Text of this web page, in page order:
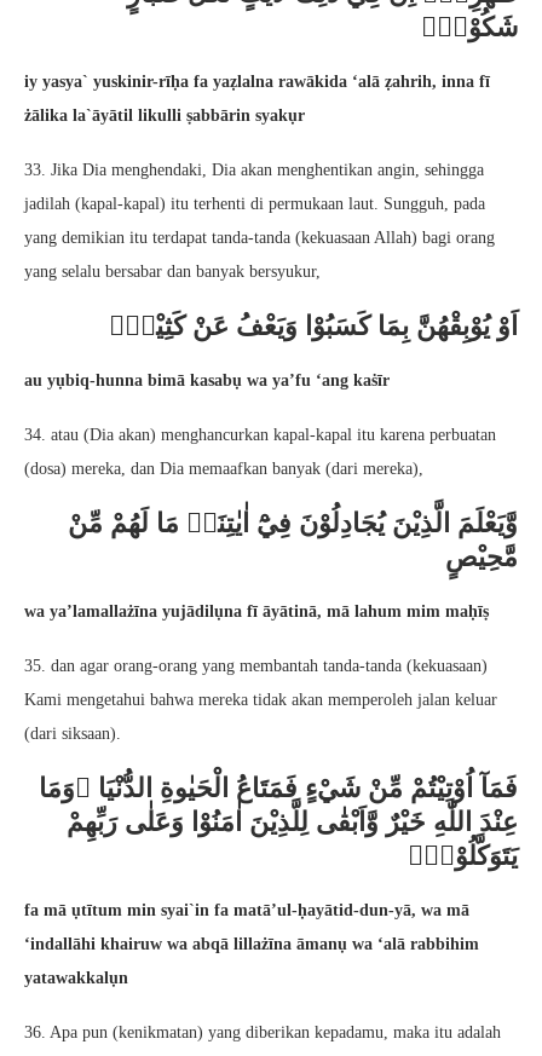
شَكُوْرٍۙ
iy yasya` yuskinir-rīḥa fa yaẓlalna rawākida ‘alā ẓahrih, inna fī
żālika la`āyātil likulli ṣabbārin syakụr
33. Jika Dia menghendaki, Dia akan menghentikan angin, sehingga
jadilah (kapal-kapal) itu terhenti di permukaan laut. Sungguh, pada
yang demikian itu terdapat tanda-tanda (kekuasaan Allah) bagi orang
yang selalu bersabar dan banyak bersyukur,
اَوْ يُوْبِقْهُنَّ بِمَا كَسَبُوْا وَيَعْفُ عَنْ كَثِيْرٍۙ
au yụbiq-hunna bimā kasabụ wa ya’fu ‘ang kaṡīr
34. atau (Dia akan) menghancurkan kapal-kapal itu karena perbuatan
(dosa) mereka, dan Dia memaafkan banyak (dari mereka),
وَّيَعْلَمَ الَّذِيْنَ يُجَادِلُوْنَ فِيْٓ اٰيٰتِنَاۗ مَا لَهُمْ مِّنْ
مَّحِيْصٍ
wa ya’lamallażīna yujādilụna fī āyātinā, mā lahum mim maḥīṣ
35. dan agar orang-orang yang membantah tanda-tanda (kekuasaan)
Kami mengetahui bahwa mereka tidak akan memperoleh jalan keluar
(dari siksaan).
فَمَآ اُوْتِيْتُمْ مِّنْ شَيْءٍ فَمَتَاعُ الْحَيٰوةِ الدُّنْيَا ۚوَمَا
عِنْدَ اللّٰهِ خَيْرٌ وَّاَبْقٰى لِلَّذِيْنَ اٰمَنُوْا وَعَلٰى رَبِّهِمْ
يَتَوَكَّلُوْنَۚ
fa mā ụtītum min syai`in fa matā’ul-ḥayātid-dun-yā, wa mā
‘indallāhi khairuw wa abqā lillażīna āmanụ wa ‘alā rabbihim
yatawakkalụn
36. Apa pun (kenikmatan) yang diberikan kepadamu, maka itu adalah